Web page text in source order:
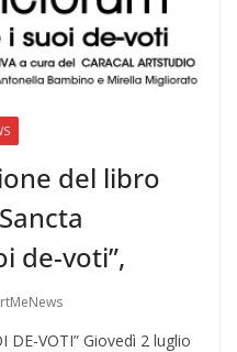
del libro
de-voti”,
DE-VOTI” Giovedì 2 luglio